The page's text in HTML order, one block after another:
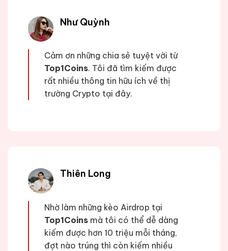
Như Quỳnh
Cảm ơn những chia sẻ tuyệt vời từ
Top1Coins. Tôi đã tìm kiếm được
rất nhiều thông tin hữu ích về thị
trường Crypto tại đây.
Thiên Long
Nhờ làm những kèo Airdrop tại
Top1Coins mà tôi có thể dễ dàng
kiếm được hơn 10 triệu mỗi tháng,
đợt nào trúng thì còn kiếm nhiều